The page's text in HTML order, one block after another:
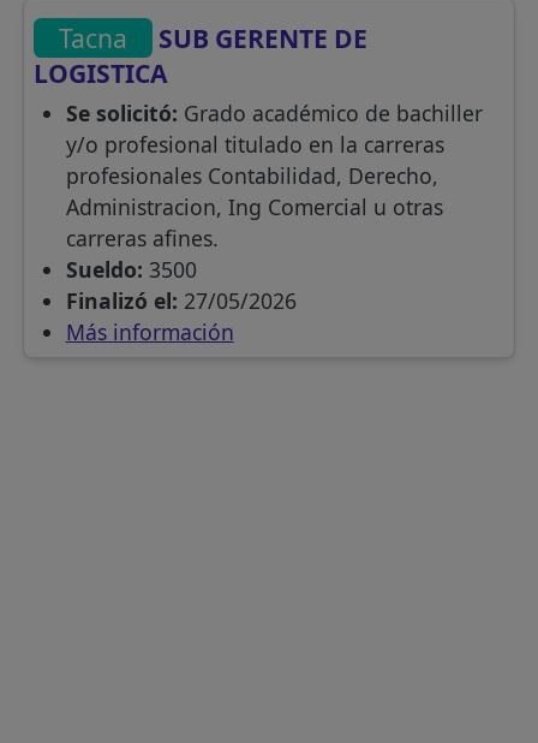
Tacna
SUB GERENTE DE
LOGISTICA
Se solicitó: Grado académico de bachiller
y/o profesional titulado en la carreras
profesionales Contabilidad, Derecho,
Administracion, Ing Comercial u otras
carreras afines.
Sueldo: 3500
Finalizó el: 27/05/2026
Más información